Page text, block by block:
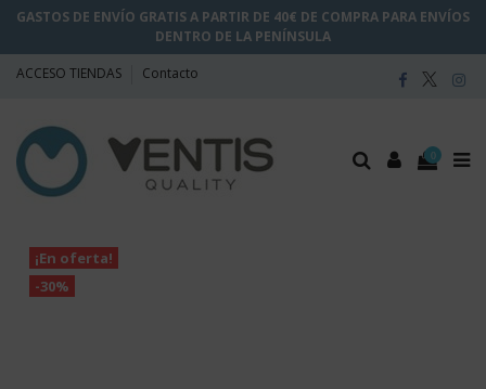
GASTOS DE ENVÍO GRATIS A PARTIR DE 40€ DE COMPRA PARA ENVÍOS
DENTRO DE LA PENÍNSULA
ACCESO TIENDAS Contacto
0
¡En oferta!
-30%